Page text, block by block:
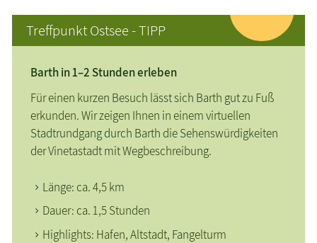
Treffpunkt Ostsee - TIPP
Barth in 1–2 Stunden erleben
Für einen kurzen Besuch lässt sich Barth gut zu Fuß
erkunden. Wir zeigen Ihnen in einem virtuellen
Stadtrundgang durch Barth die Sehenswürdigkeiten
der Vinetastadt mit Wegbeschreibung.
Länge: ca. 4,5 km
Dauer: ca. 1,5 Stunden
Highlights: Hafen, Altstadt, Fangelturm